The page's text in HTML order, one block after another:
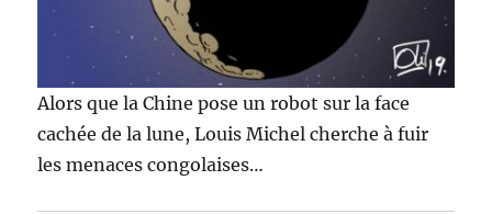
Alors que la Chine pose un robot sur la face
cachée de la lune, Louis Michel cherche à fuir
les menaces congolaises…